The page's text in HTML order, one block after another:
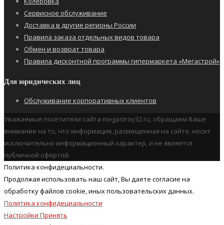
Сервисное обслуживание
Доставка в другие регионы России
Правила заказа отдельных видов товара
Обмен и возврат товара
Правила дисконтной программы гипермаркета «Мегастрой»
Для юридических лиц
Обслуживание корпоративных клиентов
Уважаемые посетители сайта megastroy32.ru, обращаем Ваше
внимание на то, что информация, размещенная на сайте, носит
исключительно информационный характер, и не является
публичной офертой.
Политика конфидециальности.
Продолжая использовать наш cайт, Вы даете согласие на
обработку файлов cookie, иных пользовательских данных.
Политика конфидециальности
Настройки Принять